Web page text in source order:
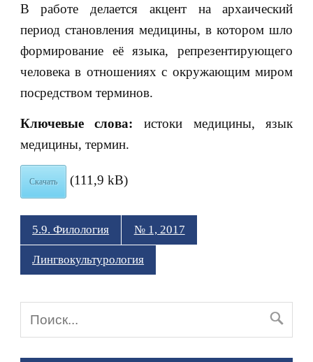
В работе делается акцент на архаический
период становления медицины, в котором шло
формирование её языка, репрезентирующего
человека в отношениях с окружающим миром
посредством терминов.
Ключевые слова: истоки медицины, язык
медицины, термин.
Скачать (111,9 kB)
5.9. Филология № 1, 2017
Лингвокультурология